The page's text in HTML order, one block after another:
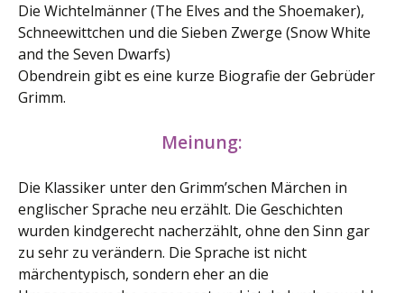
Die Wichtelmänner (The Elves and the Shoemaker),
Schneewittchen und die Sieben Zwerge (Snow White
and the Seven Dwarfs)
Obendrein gibt es eine kurze Biografie der Gebrüder
Grimm.
Meinung:
Die Klassiker unter den Grimm’schen Märchen in
englischer Sprache neu erzählt. Die Geschichten
wurden kindgerecht nacherzählt, ohne den Sinn gar
zu sehr zu verändern. Die Sprache ist nicht
märchentypisch, sondern eher an die